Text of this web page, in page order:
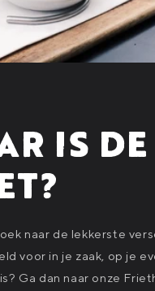
IS DE
naar de lekkerste
voor in je zaak, op je
Ga dan naar onze